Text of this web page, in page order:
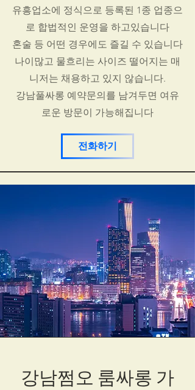
유흥업소에 정식으로 등록된 1종 업종으
로 합법적인 운영을 하고있습니다
혼술 등 어떤 경우에도 즐길 수 있습니다
나이많고 물흐리는 사이즈 떨어지는 매
니저는 채용하고 있지 않습니다.
강남풀싸롱 예약문의를 남겨두면 여유
로운 방문이 가능해집니다
전화하기
강남쩜오 룸싸롱 가